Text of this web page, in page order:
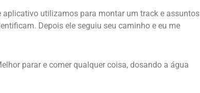
utilizamos para montar um track e assuntos
Depois ele seguiu seu caminho e eu me
parar e comer qualquer coisa, dosando a água